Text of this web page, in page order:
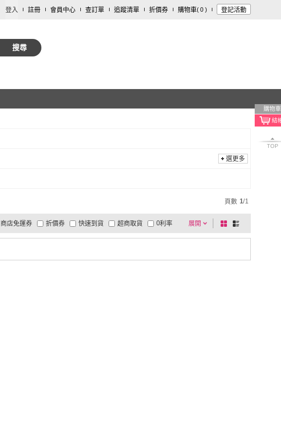
登入 註冊 會員中心 查訂單 追蹤清單 折價券 購物車( 0 ) 登記活動
搜尋
購物車
TOP
選更多
頁數 1/1
展開
折價券
有影片
商品有量 電視購物
快速到貨 超商取貨
大家電快配
商店免運券 0利率
棋
盤
列